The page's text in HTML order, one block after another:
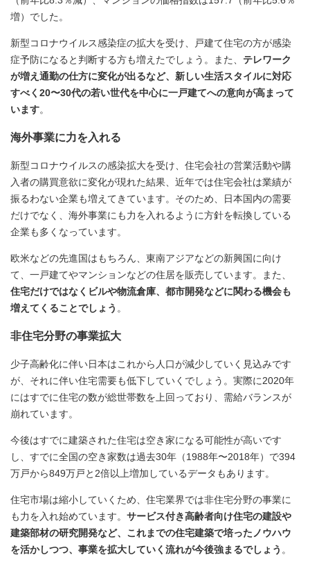
増）でした。
新型コロナウイルス感染症の拡大を受け、戸建て住宅の方が感染
症予防になると判断する方も増えたでしょう。また、 テレワーク
が増え通勤の仕方に変化が出るなど、新しい生活スタイルに対応
すべく20〜30代の若い世代を中心に一戸建てへの意向が高まって
います。
海外事業に力を入れる
新型コロナウイルスの感染拡大を受け、住宅会社の営業活動や購
入者の購買意欲に変化が現れた結果、近年では住宅会社は業績が
振るわない企業も増えてきています。そのため、日本国内の需要
だけでなく、海外事業にも力を入れるように方針を転換している
企業も多くなっています。
欧米などの先進国はもちろん、東南アジアなどの新興国に向け
て、一戸建てやマンションなどの住居を販売しています。また、
住宅だけではなくビルや物流倉庫、都市開発などに関わる機会も
増えてくることでしょう 。
非住宅分野の事業拡大
少子高齢化に伴い日本はこれから人口が減少していく見込みです
が、それに伴い住宅需要も低下していくでしょう。実際に2020年
にはすでに住宅の数が総世帯数を上回っており、需給バランスが
崩れています。
今後はすでに建築された住宅は空き家になる可能性が高いです
し、すでに全国の空き家数は過去30年（1988年〜2018年）で394
万戸から849万戸と2倍以上増加しているデータもあります。
住宅市場は縮小していくため、住宅業界では非住宅分野の事業に
も力を入れ始めています。 サービス付き高齢者向け住宅の建設や
建築部材の研究開発など、これまでの住宅建築で培ったノウハウ
を活かしつつ、事業を拡大していく流れが今後強まるでしょう 。